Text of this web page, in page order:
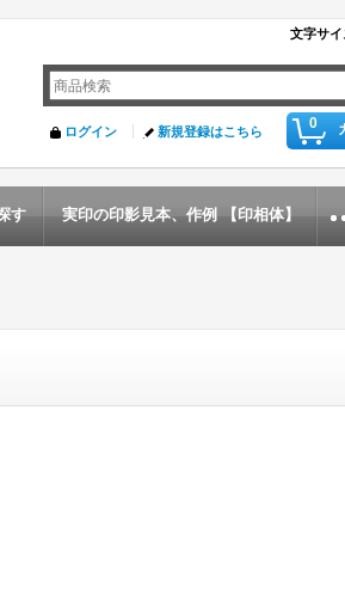
文字サイ
0
ログイン 新規登録はこちら
す 実印の印影見本、作例 【印相体】